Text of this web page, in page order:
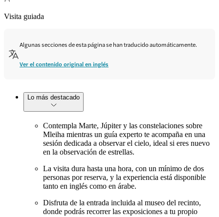
Visita guiada
Algunas secciones de esta página se han traducido automáticamente.
Ver el contenido original en inglés
Lo más destacado
Contempla Marte, Júpiter y las constelaciones sobre
Mleiha mientras un guía experto te acompaña en una
sesión dedicada a observar el cielo, ideal si eres nuevo
en la observación de estrellas.
La visita dura hasta una hora, con un mínimo de dos
personas por reserva, y la experiencia está disponible
tanto en inglés como en árabe.
Disfruta de la entrada incluida al museo del recinto,
donde podrás recorrer las exposiciones a tu propio